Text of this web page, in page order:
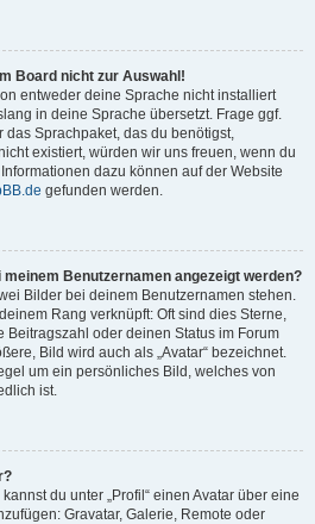
Board nicht zur Auswahl!
entweder deine Sprache nicht installiert
in deine Sprache übersetzt. Frage ggf.
Sprachpaket, das du benötigst,
existiert, würden wir uns freuen, wenn du
dazu können auf der Website
gefunden werden.
Benutzernamen angezeigt werden?
Bilder bei deinem Benutzernamen stehen.
Rang verknüpft: Oft sind dies Sterne,
Beitragszahl oder deinen Status im Forum
Bild wird auch als „Avatar“ bezeichnet.
um ein persönliches Bild, welches von
ist.
du unter „Profil“ einen Avatar über eine
Gravatar, Galerie, Remote oder